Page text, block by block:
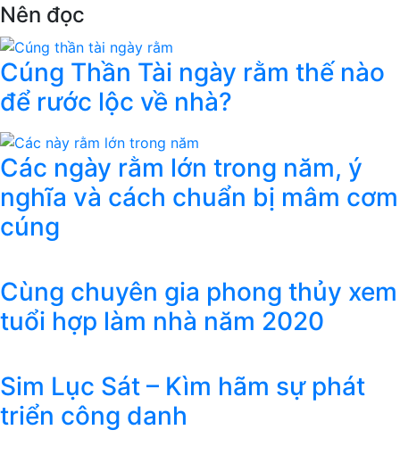
Nên đọc
Cúng Thần Tài ngày rằm thế nào
để rước lộc về nhà?
Các ngày rằm lớn trong năm, ý
nghĩa và cách chuẩn bị mâm cơm
cúng
Cùng chuyên gia phong thủy xem
tuổi hợp làm nhà năm 2020
Sim Lục Sát – Kìm hãm sự phát
triển công danh